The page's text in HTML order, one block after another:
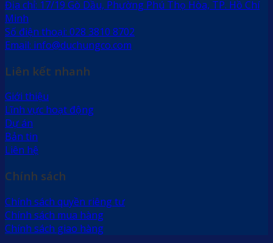
Địa chỉ: 17/19 Gò Dầu, Phường Phú Thọ Hòa, TP. Hồ Chí
Minh
Số điện thoại: 028 3810 8702
Email: info@duchungco.com
Liên kết nhanh
Giới thiệu
Lĩnh vực hoạt động
Dự án
Bản tin
Liên hệ
Chính sách
Chính sách quyền riêng tư
Chính sách mua hàng
Chính sách giao hàng